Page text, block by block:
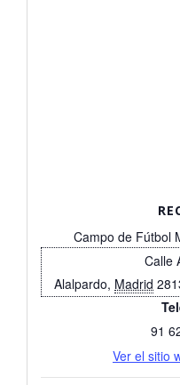
Campo de Fútbol
Calle
Alalpardo, Madrid
91
Ver el sitio